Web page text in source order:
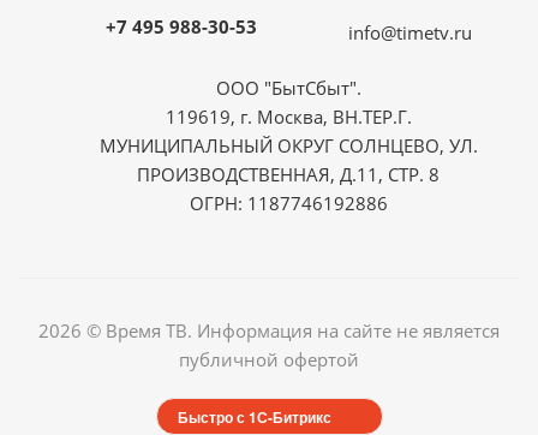
+7 495 988-30-53 info@timetv.ru
ООО "БытСбыт".
119619, г. Москва, ВН.ТЕР.Г.
МУНИЦИПАЛЬНЫЙ ОКРУГ СОЛНЦЕВО, УЛ.
ПРОИЗВОДСТВЕННАЯ, Д.11, СТР. 8
ОГРН: 1187746192886
2026 © Время ТВ. Информация на сайте не является
публичной офертой
Быстро с 1С-Битрикс